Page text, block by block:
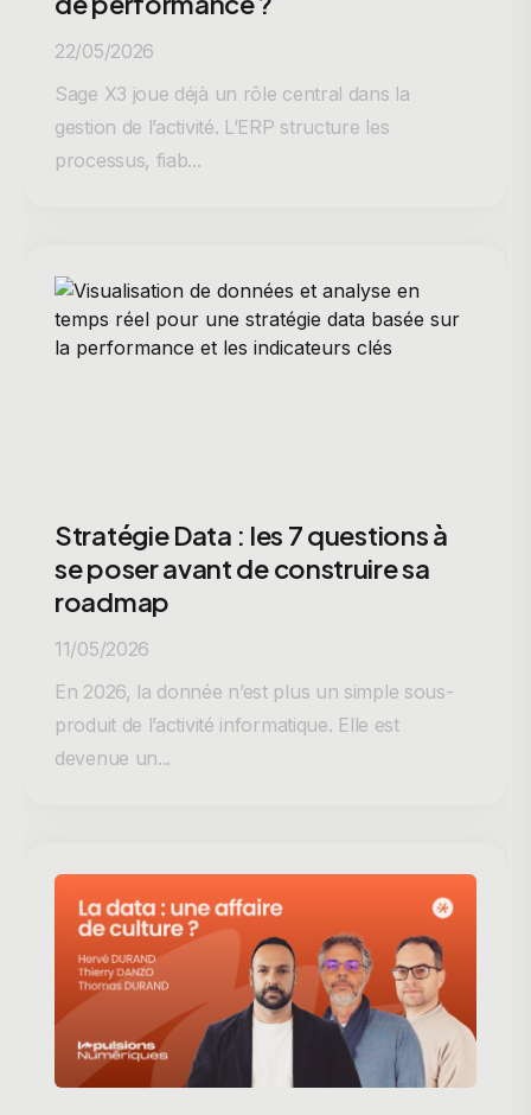
22/05/2026
Sage X3 joue déjà un rôle central dans la
gestion de l’activité. L’ERP structure les
processus, fiab...
Stratégie Data : les 7 questions à
se poser avant de construire sa
roadmap
11/05/2026
En 2026, la donnée n’est plus un simple sous-
produit de l’activité informatique. Elle est
devenue un...